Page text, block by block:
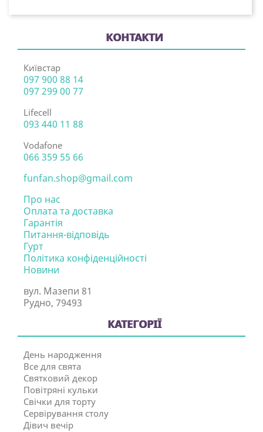
КОНТАКТИ
Київстар
097 900 88 14
097 299 00 77
Lifecell
093 440 11 88
Vodafone
066 359 55 66
funfan.shop@gmail.com
Про нас
Оплата та доставка
Гарантія
Питання-відповідь
Гурт
Політика конфіденційності
Новини
вул. Мазепи 81
Рудно, 79493
КАТЕГОРІЇ
День народження
Все для свята
Святковий декор
Повітряні кульки
Свічки для торту
Сервірування столу
Дівич вечір